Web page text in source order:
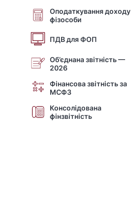
Оподаткування доходу
фізособи
ПДВ для ФОП
Об’єднана звітність —
2026
Фінансова звітність за
МСФЗ
Консолідована
фінзвітність